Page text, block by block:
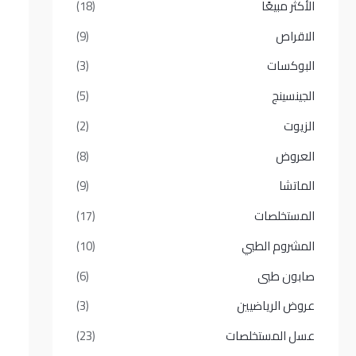
الأكثر مبيعًا​
(18)
الاقراص
(9)
البوكسات
(3)
الجينسينج
(5)
الزيوت
(2)
العروض
(8)
الماتشا
(9)
المستخلصات
(17)
المشروم الطبي
(10)
صابون طبى
(6)
عروض الرياضيين
(3)
عسل المستخلصات
(23)